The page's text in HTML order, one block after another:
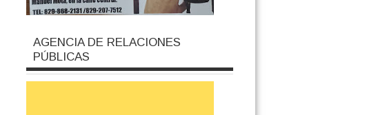
AGENCIA DE RELACIONES
PÚBLICAS